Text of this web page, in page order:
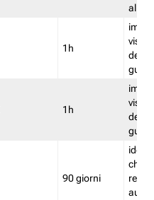
1h
della
1h
della
90 giorni
che
rete